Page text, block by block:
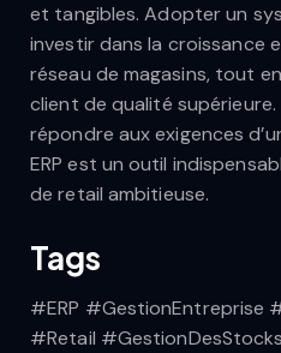
et tangibles. Adopter un
investir dans la croissance
réseau de magasins, tout
client de qualité
répondre aux exigences
ERP est un outil
de retail ambitieuse.
Tags
#ERP #GestionEntreprise
#Retail #GestionDesStocks